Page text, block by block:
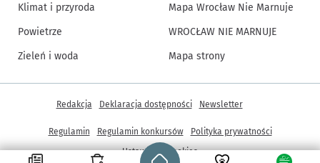
Strona główna - wroclaw.pl
Klimat i przyroda
Powietrze
Zieleń i woda
Mapa Wrocław Nie Marnuje
WROCŁAW NIE MARNUJE
Mapa strony
Inne informacje
Redakcja Deklaracja dostępności Newsletter
Regulamin Regulamin konkursów
Polityka prywatności
Ustawienia cookies